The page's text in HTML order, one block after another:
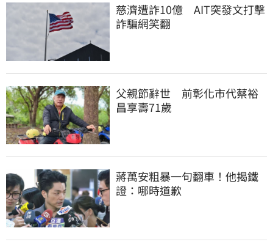
慈濟遭詐10億　AIT突發文打擊
詐騙網笑翻
父親節辭世　前彰化市代蔡裕
昌享壽71歲
蔣萬安粗暴一句翻車！他揭鐵
證：哪時道歉